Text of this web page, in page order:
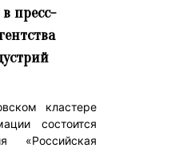
пресс-
кластере
состоится
«Российская